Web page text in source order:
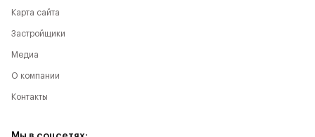
Карта сайта
Застройщики
Медиа
О компании
Контакты